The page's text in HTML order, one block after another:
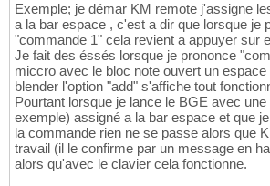
Exemple; je démar KM remote j'assigne
a la bar espace , c'est a dir que lorsque je
"commande 1" cela revient a appuyer sur
Je fait des éssés lorsque je prononce
miccro avec le bloc note ouvert un
blender l'option "add" s'affiche tout
Pourtant lorsque je lance le BGE avec
exemple) assigné a la bar espace et que
la commande rien ne se passe alors que
travail (il le confirme par un message en
alors qu'avec le clavier cela fonctionne.